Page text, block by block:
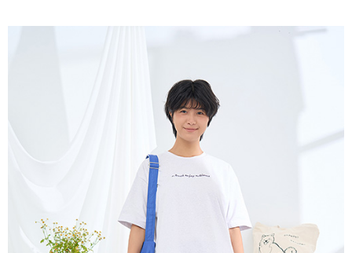
時審查核予不同之上限額度；若仍有額度不足之情形，本公司將視審查結果